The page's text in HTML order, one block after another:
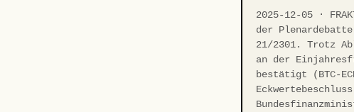
2025-12-05 ·
der
21/2301. Trotz
an der
bestätigt (BTC-